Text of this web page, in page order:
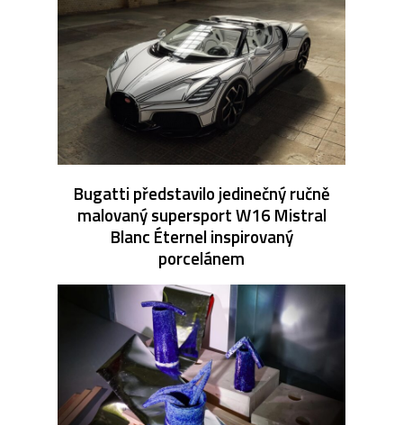
Bugatti představilo jedinečný ručně
malovaný supersport W16 Mistral
Blanc Éternel inspirovaný
porcelánem